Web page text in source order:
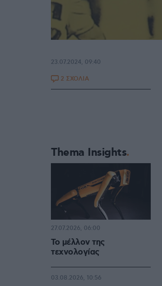
23.07.2024, 09:40
2 ΣΧΟΛΙΑ
Thema Insights
Το μέλλον της
τεχνολογίας
27.07.2026, 06:00
03.08.2026, 10:56